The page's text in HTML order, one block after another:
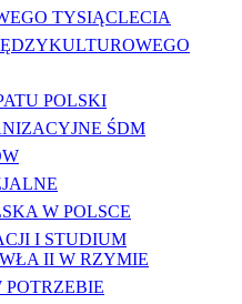
TYSIĄCLECIA
POLSKI
ŚDM
W POLSCE
I STUDIUM
II W RZYMIE
POTRZEBIE